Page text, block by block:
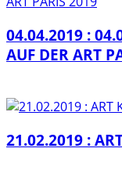
04.04.2019 :
AUF DER ART
21.02.2019 :